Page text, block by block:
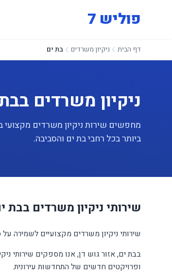
פוליש 7
דף הבית ניקיון משרדים בת ים
ניקיון משרדים
ביותר בכל רחבי בת ים והסביבה.
שירותי ניקיון משרדים בבת
שירותי ניקיון משרדים מקצועיים לשמירה
בבת ים, אזור גוש דן, אנו מספקים שירותי
ופרויקטים חדשים של התחדשות עירונית.